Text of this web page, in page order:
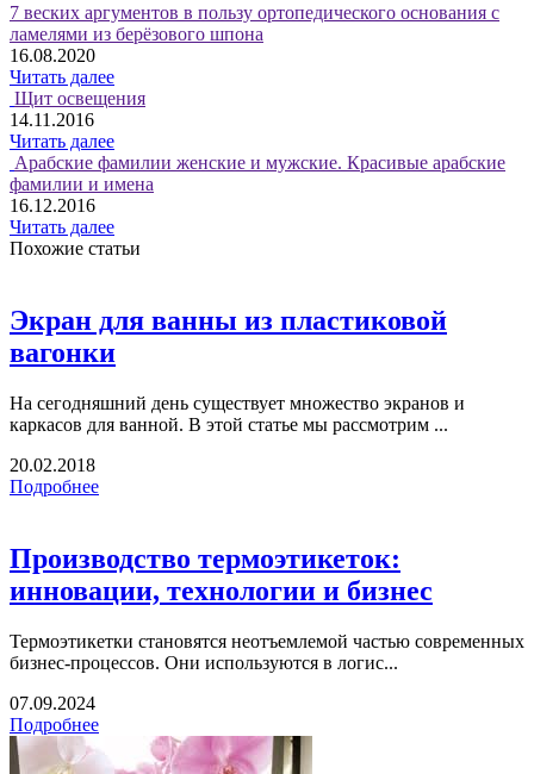
7 веских аргументов в пользу ортопедического основания с
ламелями из берёзового шпона
16.08.2020
Читать далее
Щит освещения
14.11.2016
Читать далее
Арабские фамилии женские и мужские. Красивые арабские
фамилии и имена
16.12.2016
Читать далее
Похожие статьи
Экран для ванны из пластиковой
вагонки
На сегодняшний день существует множество экранов и
каркасов для ванной. В этой статье мы рассмотрим ...
20.02.2018
Подробнее
Производство термоэтикеток:
инновации, технологии и бизнес
Термоэтикетки становятся неотъемлемой частью современных
бизнес-процессов. Они используются в логис...
07.09.2024
Подробнее